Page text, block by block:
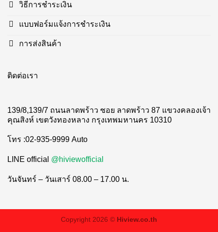
วิธีการชำระเงิน
แบบฟอร์มแจ้งการชำระเงิน
การส่งสินค้า
ติดต่อเรา
139/8,139/7 ถนนลาดพร้าว ซอย ลาดพร้าว 87 แขวงคลองเจ้า
คุณสิงห์ เขตวังทองหลาง กรุงเทพมหานคร 10310
โทร :02-935-9999 Auto
LINE official @hiviewofficial
วันจันทร์ – วันเสาร์ 08.00 – 17.00 น.
Copyright 2026 © Hiview.co.th